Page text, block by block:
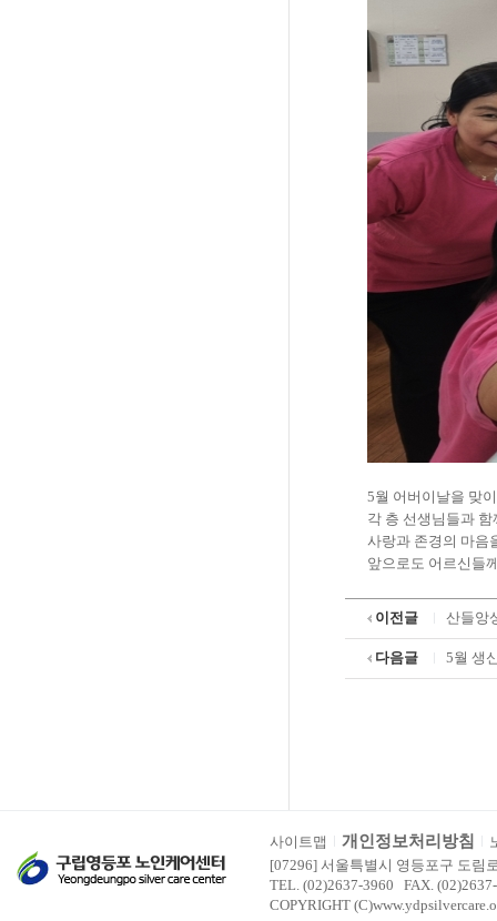
5월 어버이날을 맞
각 층 선생님들과
사랑과 존경의 마음
앞으로도 어르신들
이전글 산들앙
다음글 5월 생
사이트맵 개인정보처리방침
[07296] 서울특별시 영등포구 도림
TEL. (02)2637-3960 FAX.
COPYRIGHT